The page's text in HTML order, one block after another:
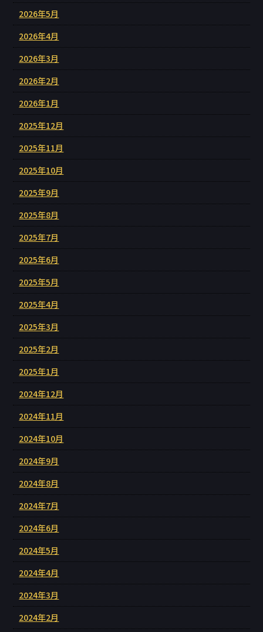
2026年5月
2026年4月
2026年3月
2026年2月
2026年1月
2025年12月
2025年11月
2025年10月
2025年9月
2025年8月
2025年7月
2025年6月
2025年5月
2025年4月
2025年3月
2025年2月
2025年1月
2024年12月
2024年11月
2024年10月
2024年9月
2024年8月
2024年7月
2024年6月
2024年5月
2024年4月
2024年3月
2024年2月